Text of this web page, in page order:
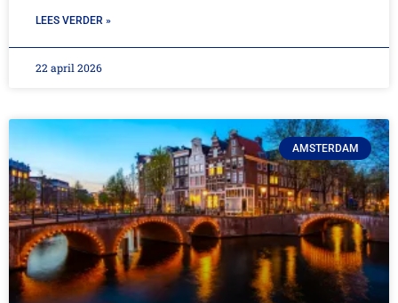
LEES VERDER »
22 april 2026
AMSTERDAM